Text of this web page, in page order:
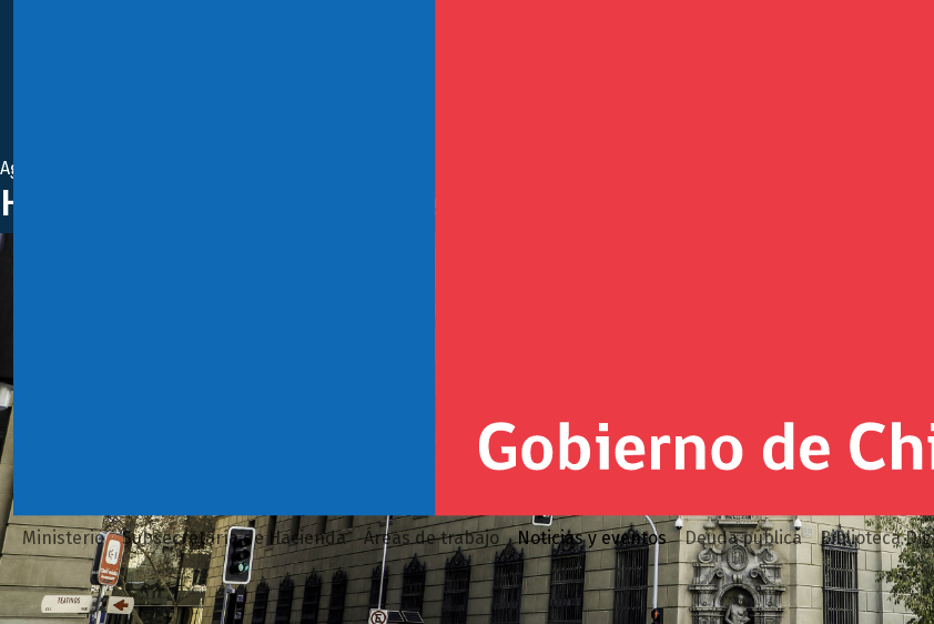
Ministerio Subsecretaría de Hacienda Áreas de trabajo Noticias y eventos Deuda pública Biblioteca
Agosto 31, 2021
Hacienda y Dipres extienden período de análisis de